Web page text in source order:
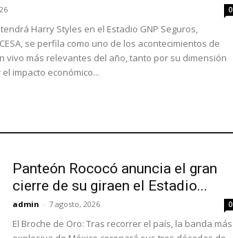
0
Harry Styles en el Estadio GNP Seguros,
se perfila como uno de los acontecimientos de
vivo más relevantes del año, tanto por su dimensión
impacto económico...
Panteón Rococó anuncia el gran
cierre de su giraen el Estadio...
admin - 7 agosto, 2026 0
El Broche de Oro: Tras recorrer el país, la banda más